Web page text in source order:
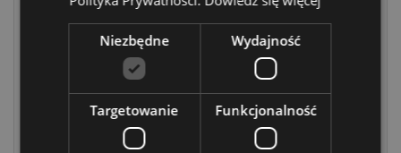
Krem do rąk 75ml
z serii Foodiemals
Bubble Tea
HANDC14
ZNÓW
Krem do rąk 75ml
z serii Muminki
Życie w ogrodzie
Niezbędne Wydajność
Targetowanie Funkcjonalność